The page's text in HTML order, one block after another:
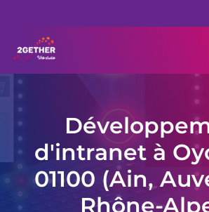
d'intranet à
01100 (Ain,
Rhône-